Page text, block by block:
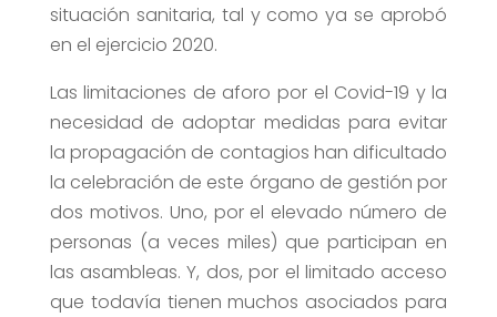
situación sanitaria, tal y como ya se aprobó
en el ejercicio 2020.
Las limitaciones de aforo por el Covid-19 y la
necesidad de adoptar medidas para evitar
la propagación de contagios han dificultado
la celebración de este órgano de gestión por
dos motivos. Uno, por el elevado número de
personas (a veces miles) que participan en
las asambleas. Y, dos, por el limitado acceso
que todavía tienen muchos asociados para